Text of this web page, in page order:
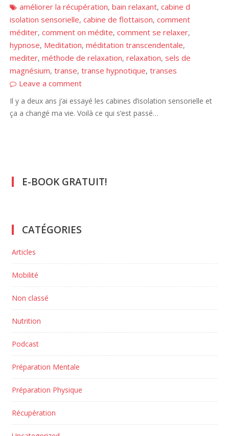
améliorer la récupération,bain relaxant,cabine d
isolation sensorielle,cabine de flottaison,comment
méditer,comment on médite,comment se relaxer,
hypnose, Meditation,méditation transcendentale,
mediter,méthode de relaxation,relaxation,sels de
magnésium,transe,transe hypnotique,transes
Leave a comment
Il y a deux ans j’ai essayé les cabines d’isolation sensorielle et
ça a changé ma vie. Voilà ce qui s’est passé…
E-BOOK GRATUIT!
CATÉGORIES
Articles
Mobilité
Non classé
Nutrition
Podcast
Préparation Mentale
Préparation Physique
Récupération